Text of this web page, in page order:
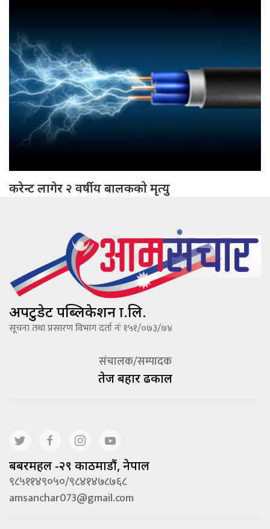
करेन्ट लागेर २ वर्षीय बालकको मृत्यु
अपटुडेट पब्लिकेशन प्रा.लि.
सूचना तथा प्रसारण विभाग दर्ता नंः १५१/०७३/७४
संचालक/सम्पादक
तेज बहादूर ढकाल
बबरमहल -२९ काठमाडौं, नेपाल
९८५११४९०५०/९८४१४७८७६८
amsanchar073@gmail.com